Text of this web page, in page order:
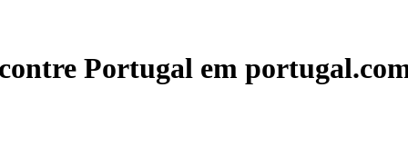
Portugal em